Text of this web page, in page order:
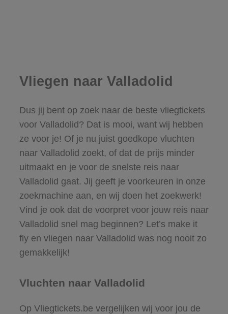
Vliegen naar Valladolid
Dus jij bent op zoek naar de beste vliegtickets
voor Valladolid? Dat is mooi, want wij hebben
ze voor je! Of je nu juist goedkope vluchten
naar Valladolid zoekt, of dat de prijs minder
uitmaakt en je voor de snelste reis naar
Valladolid gaat. Jij geeft je voorkeuren in onze
zoekmachine aan, en wij doen het zoekwerk!
Vind je ook dat de voorpret voor jouw reis naar
Valladolid snel mag beginnen? Let’s make it
fly en vliegen naar Valladolid was nog nooit zo
gemakkelijk!
Vluchten naar Valladolid
Op Vliegtickets.be vergelijken wij voor jou de